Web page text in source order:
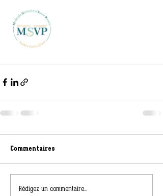
Commentaires
Rédigez un commentaire...